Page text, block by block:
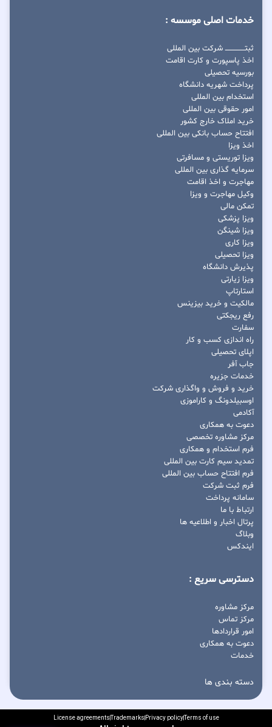
خدمات اصلی موسسه :
ثبتــــــــــــــــ شرکت بین المللی
اخذ پاسپورت و کارت اقامت
بورسیه تحصیلی
پرداخت شهریه دانشگاه
استخدام بین المللی
امور حقوقی بین المللی
خرید املاک خارج کشور
افتتاح حساب بانکی بین المللی
اخذ ویزا
ویزا توریستی و مسافرتی
سرمایه گذاری بین المللی
مهاجرت و اخذ اقامت
وکیل مهاجرت و ویزا
تمکن مالی
ویزا پزشکی
ویزا شینگن
ویزا کاری
ویزا تحصیلی
پذیرش دانشگاه
ویزا زیارتی
استارتاپ
مالکیت و خرید بیزینس
رفع ریجکتی
سفارت
راه اندازی کسب و کار
اپلای تحصیلی
جاب آفر
خدمات جزیره
خرید و فروش و واگذاری شرکت
اوسبیلدونگ و کاراموزی
آکادمی
دعوت به همکاری
مرکز مشاوره تخصصی
فرم استخدام و همکاری
تمدید سیم کارت بین المللی
فرم افتتاح حساب بین المللی
فرم ثبت شرکت
سامانه پرداخت
ارتباط با ما
پرتال اخبار و اطلاعیه ها
وبلاگ
ایندکس
دسترسی سریع :
مرکز مشاوره
مرکز تماس
امور قراردادها
دعوت به همکاری
خدمات
دسته بندی ها
Terms of use
Privacy policy
Trademarks
License agreements